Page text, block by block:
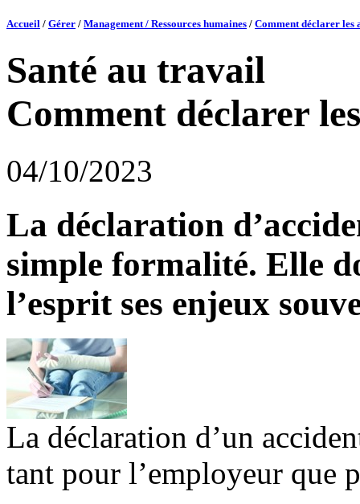
Accueil / Gérer / Management / Ressources humaines / Comment déclarer les
Santé au travail
Comment déclarer
04/10/2023
La déclaration
simple formalité. Elle
l’esprit ses enjeux
La déclaration d’un
tant pour l’employeur que